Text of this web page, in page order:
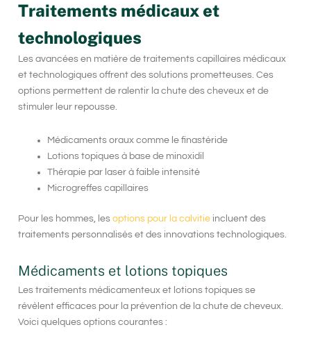
Traitements médicaux et
technologiques
Les avancées en matière de traitements capillaires médicaux
et technologiques offrent des solutions prometteuses. Ces
options permettent de ralentir la chute des cheveux et de
stimuler leur repousse.
Médicaments oraux comme le finastéride
Lotions topiques à base de minoxidil
Thérapie par laser à faible intensité
Microgreffes capillaires
Pour les hommes, les options pour la calvitie incluent des
traitements personnalisés et des innovations technologiques.
Médicaments et lotions topiques
Les traitements médicamenteux et lotions topiques se
révèlent efficaces pour la prévention de la chute de cheveux.
Voici quelques options courantes :